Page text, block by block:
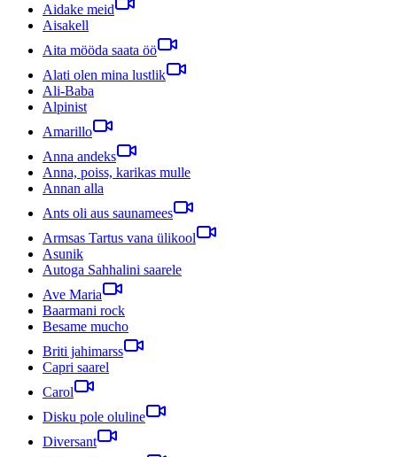
Aidake meid
Aisakell
Aita mööda saata öö
Alati olen mina lustlik
Ali-Baba
Alpinist
Amarillo
Anna andeks
Anna, poiss, karikas mulle
Annan alla
Ants oli aus saunamees
Armsas Tartus vana ülikool
Asunik
Autoga Sahhalini saarele
Ave Maria
Baarmani rock
Besame mucho
Briti jahimarss
Capri saarel
Carol
Disku pole oluline
Diversant